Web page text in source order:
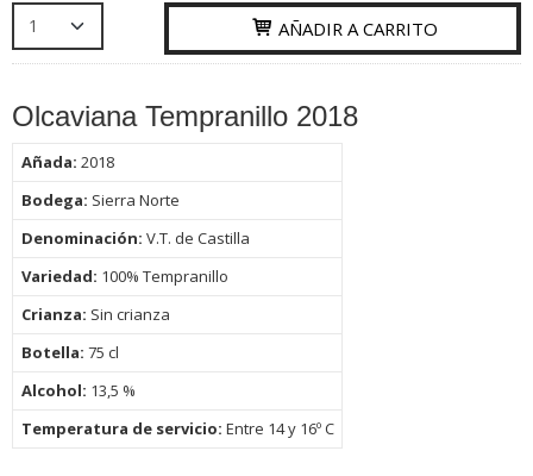
AÑADIR A CARRITO
Olcaviana Tempranillo 2018
Añada: 2018
Bodega: Sierra Norte
Denominación: V.T. de Castilla
Variedad: 100% Tempranillo
Crianza: Sin crianza
Botella: 75 cl
Alcohol: 13,5 %
Temperatura de servicio: Entre 14 y 16º C